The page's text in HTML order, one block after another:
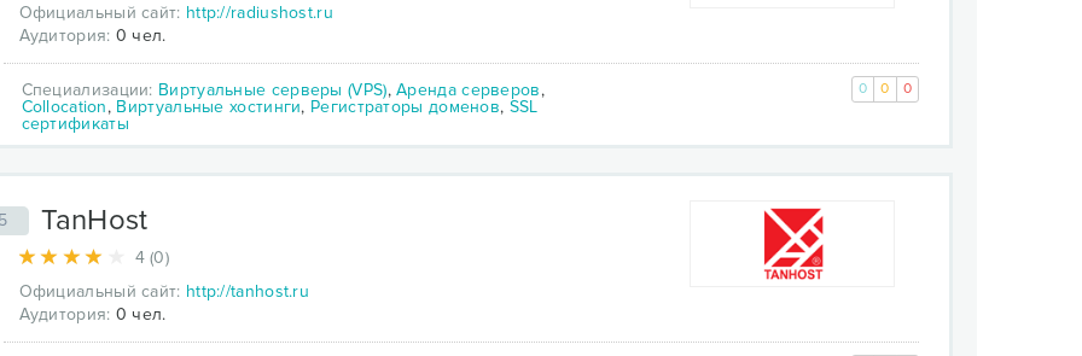
Официальный сайт: http://radiushost.ru
Аудитория: 0 чел.
Специализации: Виртуальные серверы (VPS),Аренда серверов,
Collocation, Виртуальные хостинги, Регистраторы доменов, SSL
сертификаты
0 0 0
TanHost
4 (0)
Официальный сайт: http://tanhost.ru
Аудитория: 0 чел.